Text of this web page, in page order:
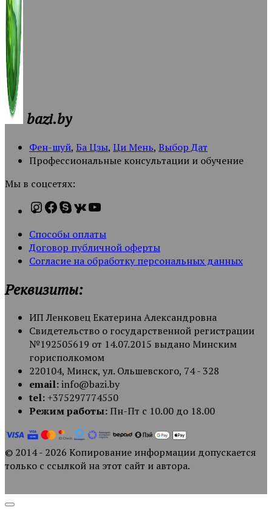
bazi.by
Фен-шуй, Ба Цзы, Ци Мень, Выбор Дат
Профессиональные консультации и обучение
Мы в соцсетях:
Способы оплаты
Договор публичной оферты
Согласие на обработку персональных данных
Реквизиты:
ИП Ленковец Екатерина Александровна
Свидетельство о государственной регистрации
№192505619 от 14.07.2015 выдано Минским
горисполкомом
220104, Минск, ул. Ольшевского, 74 - 328
email:info@bazi.by
tel: +375297774550
Режим работы:Пн-Пт с 10.00 до 18.00
© 2014 - 2026 Копирование информации допускается
только с ссылкой на этот сайт и автора.